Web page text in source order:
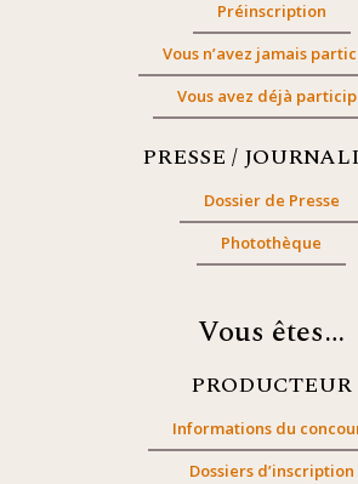
Préinscription
Vous n’avez jamais
Vous avez déjà
PRESSE /
Dossier de Presse
Photothèque
Vous êtes…
PRODUCTEUR
Informations du
Dossiers d’inscription